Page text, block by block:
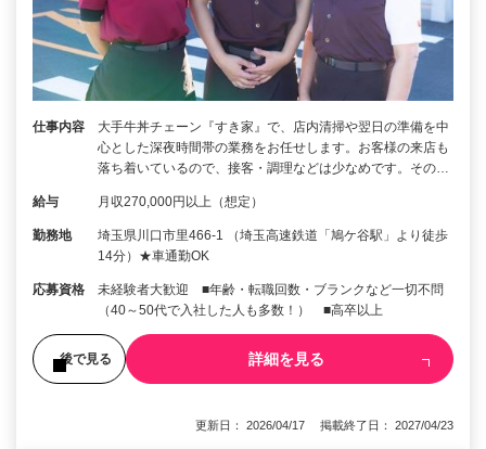
仕事内容
大手牛丼チェーン『すき家』で、店内清掃や翌日の準備を中
心とした深夜時間帯の業務をお任せします。お客様の来店も
落ち着いているので、接客・調理などは少なめです。その…
給与 月収270,000円以上（想定）
勤務地
埼玉県川口市里466-1 （埼玉高速鉄道「鳩ケ谷駅」より徒歩
14分）★車通勤OK
応募資格
未経験者大歓迎 ■年齢・転職回数・ブランクなど一切不問
（40～50代で入社した人も多数！） ■高卒以上
後で見る 詳細を見る
更新日： 2026/04/17 掲載終了日： 2027/04/23